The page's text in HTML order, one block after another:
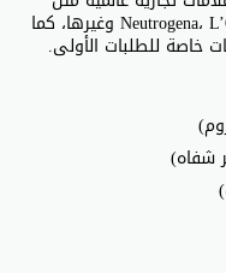
Neutrogena، L’Oréal، Cetaphil، Maybelline، The Ordinary وغيرها، كما
للطلبات الأولى.
شفاه)